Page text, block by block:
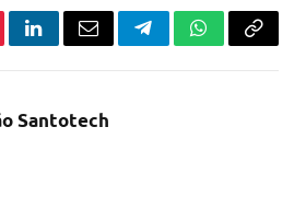
LinkedInEmail TelegramWhatsApp
Copiar
Santotech